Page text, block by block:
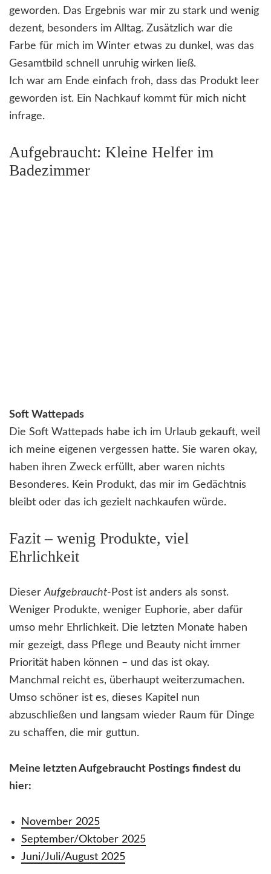
geworden. Das Ergebnis war mir zu stark und wenig
dezent, besonders im Alltag. Zusätzlich war die
Farbe für mich im Winter etwas zu dunkel, was das
Gesamtbild schnell unruhig wirken ließ.
Ich war am Ende einfach froh, dass das Produkt leer
geworden ist. Ein Nachkauf kommt für mich nicht
infrage.
Aufgebraucht: Kleine Helfer im
Badezimmer
Soft Wattepads
Die Soft Wattepads habe ich im Urlaub gekauft, weil
ich meine eigenen vergessen hatte. Sie waren okay,
haben ihren Zweck erfüllt, aber waren nichts
Besonderes. Kein Produkt, das mir im Gedächtnis
bleibt oder das ich gezielt nachkaufen würde.
Fazit – wenig Produkte, viel
Ehrlichkeit
DieserAufgebraucht-Post ist anders als sonst.
Weniger Produkte, weniger Euphorie, aber dafür
umso mehr Ehrlichkeit. Die letzten Monate haben
mir gezeigt, dass Pflege und Beauty nicht immer
Priorität haben können – und das ist okay.
Manchmal reicht es, überhaupt weiterzumachen.
Umso schöner ist es, dieses Kapitel nun
abzuschließen und langsam wieder Raum für Dinge
zu schaffen, die mir guttun.
Meine letzten Aufgebraucht Postings findest du
hier:
November 2025
September/Oktober 2025
Juni/Juli/August 2025